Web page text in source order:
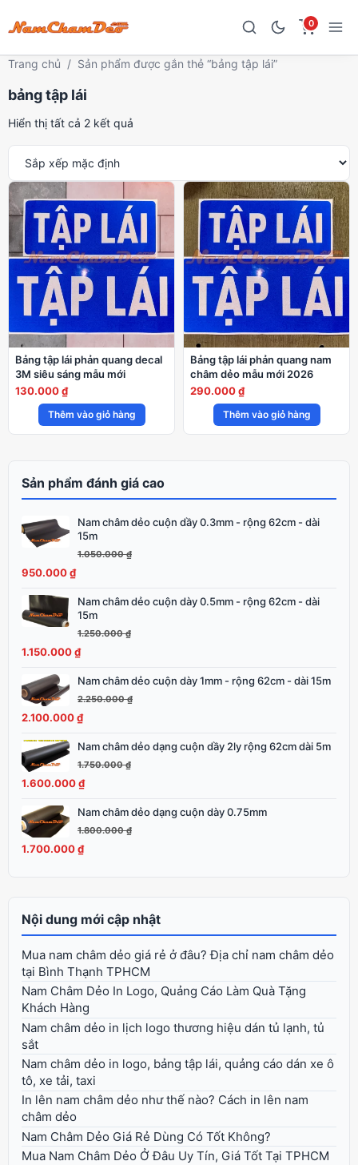
0
Trang chủ / Sản phẩm được gắn thẻ “bảng tập lái”
bảng tập lái
Hiển thị tất cả 2 kết quả
Bảng tập lái phản quang decal
3M siêu sáng mẫu mới
130.000₫
Thêm vào giỏ hàng
Bảng tập lái phản quang nam
châm dẻo mẫu mới 2026
290.000₫
Thêm vào giỏ hàng
Sản phẩm đánh giá cao
Nam châm dẻo cuộn dầy 0.3mm - rộng 62cm - dài
15m
1.050.000₫
Giá
gốc
1.050.000 ₫.
950.000₫
Giá
hiện
là:
950.000 ₫.
Nam châm dẻo cuộn dày 0.5mm - rộng 62cm - dài
15m
1.250.000₫
Giá
gốc
1.250.000 ₫.
1.150.000₫
Giá
hiện
là:
1.150.000 ₫.
Nam châm dẻo cuộn dày 1mm - rộng 62cm - dài 15m
2.250.000₫
Giá
gốc
là:
2.100.000₫
Giá
hiện
tại
2.100.000 ₫.Nam châm dẻo dạng cuộn dầy 2ly rộng 62cm dài 5m
1.750.000₫
Giá
gốc
là:
1.600.000₫
Giá
hiện
tại
1.600.000 ₫.Nam châm dẻo dạng cuộn dày 0.75mm
1.800.000₫
Giá
gốc
là:
1.700.000₫
Giá
hiện
tại
Nội dung mới cập nhật
Mua nam châm dẻo giá rẻ ở đâu? Địa chỉ nam châm dẻo
tại Bình Thạnh TPHCM
Nam Châm Dẻo In Logo, Quảng Cáo Làm Quà Tặng
Khách Hàng
Nam châm dẻo in lịch logo thương hiệu dán tủ lạnh, tủ
sắt
Nam châm dẻo in logo, bảng tập lái, quảng cáo dán xe ô
tô, xe tải, taxi
In lên nam châm dẻo như thế nào? Cách in lên nam
châm dẻo
Nam Châm Dẻo Giá Rẻ Dùng Có Tốt Không?
Mua Nam Châm Dẻo Ở Đâu Uy Tín, Giá Tốt Tại TPHCM